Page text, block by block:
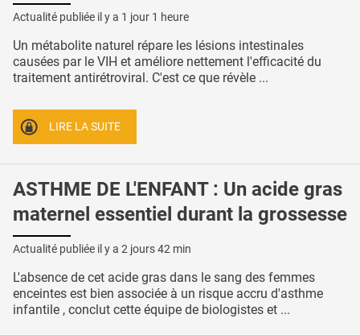
Actualité publiée il y a 1 jour 1 heure
Un métabolite naturel répare les lésions intestinales
causées par le VIH et améliore nettement l'efficacité du
traitement antirétroviral. C'est ce que révèle ...
LIRE LA SUITE
ASTHME DE L'ENFANT : Un acide gras
maternel essentiel durant la grossesse
Actualité publiée il y a 2 jours 42 min
L'absence de cet acide gras dans le sang des femmes
enceintes est bien associée à un risque accru d'asthme
infantile , conclut cette équipe de biologistes et ...